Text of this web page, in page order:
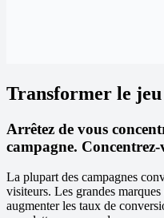
Transformer le
Arrêtez de vous
campagne.
La plupart des campagnes
visiteurs. Les grandes
augmenter les taux de